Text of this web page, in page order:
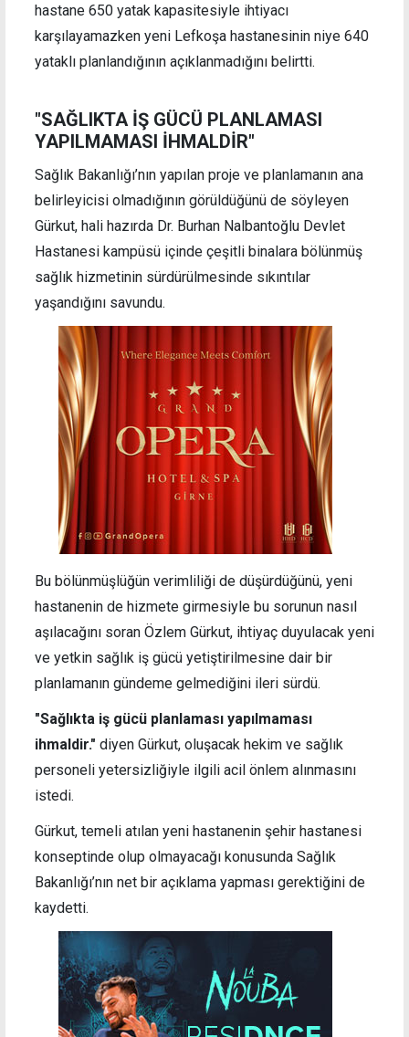
hastane 650 yatak kapasitesiyle ihtiyacı
karşılayamazken yeni Lefkoşa hastanesinin niye 640
yataklı planlandığının açıklanmadığını belirtti.
"SAĞLIKTA İŞ GÜCÜ PLANLAMASI
YAPILMAMASI İHMALDİR"
Sağlık Bakanlığı’nın yapılan proje ve planlamanın ana
belirleyicisi olmadığının görüldüğünü de söyleyen
Gürkut, hali hazırda Dr. Burhan Nalbantoğlu Devlet
Hastanesi kampüsü içinde çeşitli binalara bölünmüş
sağlık hizmetinin sürdürülmesinde sıkıntılar
yaşandığını savundu.
Bu bölünmüşlüğün verimliliği de düşürdüğünü, yeni
hastanenin de hizmete girmesiyle bu sorunun nasıl
aşılacağını soran Özlem Gürkut, ihtiyaç duyulacak yeni
ve yetkin sağlık iş gücü yetiştirilmesine dair bir
planlamanın gündeme gelmediğini ileri sürdü.
"Sağlıkta iş gücü planlaması yapılmaması
ihmaldir." diyen Gürkut, oluşacak hekim ve sağlık
personeli yetersizliğiyle ilgili acil önlem alınmasını
istedi.
Gürkut, temeli atılan yeni hastanenin şehir hastanesi
konseptinde olup olmayacağı konusunda Sağlık
Bakanlığı’nın net bir açıklama yapması gerektiğini de
kaydetti.